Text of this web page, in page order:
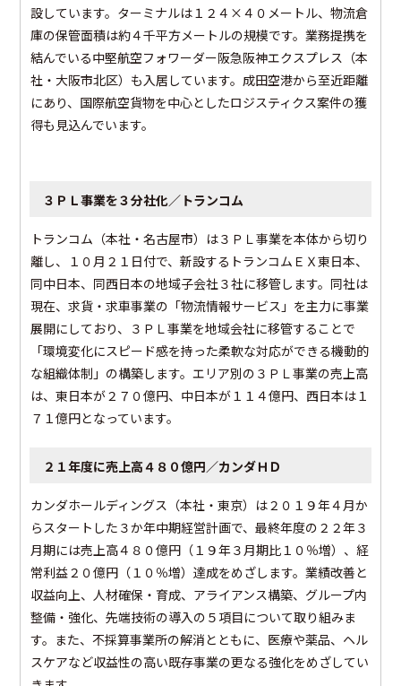
設しています。ターミナルは１２４×４０メートル、物流倉
庫の保管面積は約４千平方メートルの規模です。業務提携を
結んでいる中堅航空フォワーダー阪急阪神エクスプレス（本
社・大阪市北区）も入居しています。成田空港から至近距離
にあり、国際航空貨物を中心としたロジスティクス案件の獲
得も見込んでいます。
３ＰＬ事業を３分社化／トランコム
トランコム（本社・名古屋市）は３ＰＬ事業を本体から切り
離し、１０月２１日付で、新設するトランコムＥＸ東日本、
同中日本、同西日本の地域子会社３社に移管します。同社は
現在、求貨・求車事業の「物流情報サービス」を主力に事業
展開にしており、３ＰＬ事業を地域会社に移管することで
「環境変化にスピード感を持った柔軟な対応ができる機動的
な組織体制」の構築します。エリア別の３ＰＬ事業の売上高
は、東日本が２７０億円、中日本が１１４億円、西日本は１
７１億円となっています。
２１年度に売上高４８０億円／カンダＨＤ
カンダホールディングス（本社・東京）は２０１９年４月か
らスタートした３か年中期経営計画で、最終年度の２２年３
月期には売上高４８０億円（１９年３月期比１０％増）、経
常利益２０億円（１０％増）達成をめざします。業績改善と
収益向上、人材確保・育成、アライアンス構築、グループ内
整備・強化、先端技術の導入の５項目について取り組みま
す。また、不採算事業所の解消とともに、医療や薬品、ヘル
スケアなど収益性の高い既存事業の更なる強化をめざしてい